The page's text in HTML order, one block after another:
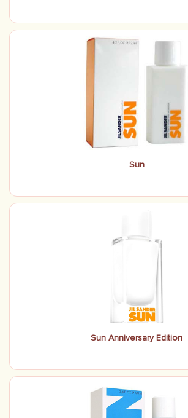
Sun
Sun Anniversary Edition